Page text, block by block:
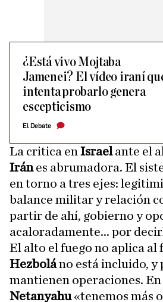
¿Está vivo Mojtaba
Jamenei? El vídeo iraní
intenta probarlo genera
escepticismo
El Debate
La critica en Israelante el
Iránes abrumadora. El
en torno a tres ejes:
balance militar y relación
partir de ahí, gobierno y
acaloradamente... por
El alto el fuego no aplica al
Hezboláno está incluido, y
mantienen operaciones.
Netanyahu«tenemos más